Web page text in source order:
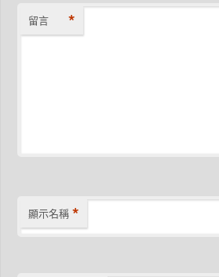
留言 *
顯示名稱 *